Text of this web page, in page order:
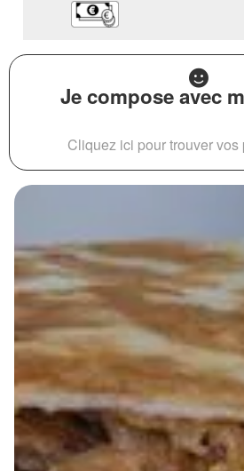
Je compose avec
Cliquez ici pour trouver vos